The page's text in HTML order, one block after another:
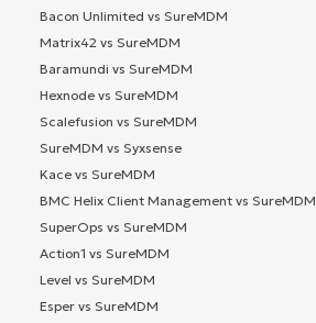
Bacon Unlimited vs SureMDM
Matrix42 vs SureMDM
Baramundi vs SureMDM
Hexnode vs SureMDM
Scalefusion vs SureMDM
SureMDM vs Syxsense
Kace vs SureMDM
BMC Helix Client Management vs SureMDM
SuperOps vs SureMDM
Action1 vs SureMDM
Level vs SureMDM
Esper vs SureMDM